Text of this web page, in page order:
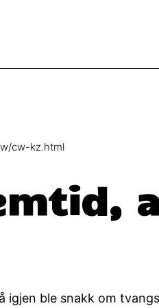
cw-kz.html
igjen ble snakk om